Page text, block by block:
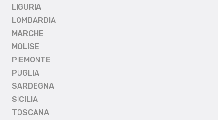
LIGURIA
LOMBARDIA
MARCHE
MOLISE
PIEMONTE
PUGLIA
SARDEGNA
SICILIA
TOSCANA